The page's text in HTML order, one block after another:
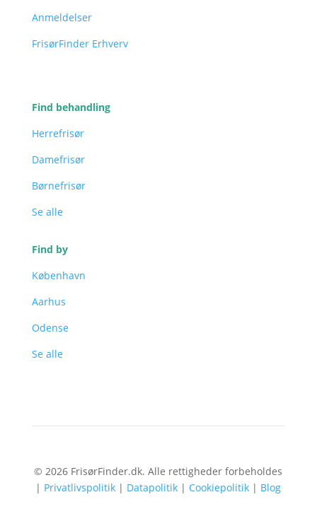
Anmeldelser
FrisørFinder Erhverv
Find behandling
Herrefrisør
Damefrisør
Børnefrisør
Se alle
Find by
København
Aarhus
Odense
Se alle
© 2026 FrisørFinder.dk. Alle rettigheder forbeholdes
| Privatlivspolitik | Datapolitik | Cookiepolitik | Blog